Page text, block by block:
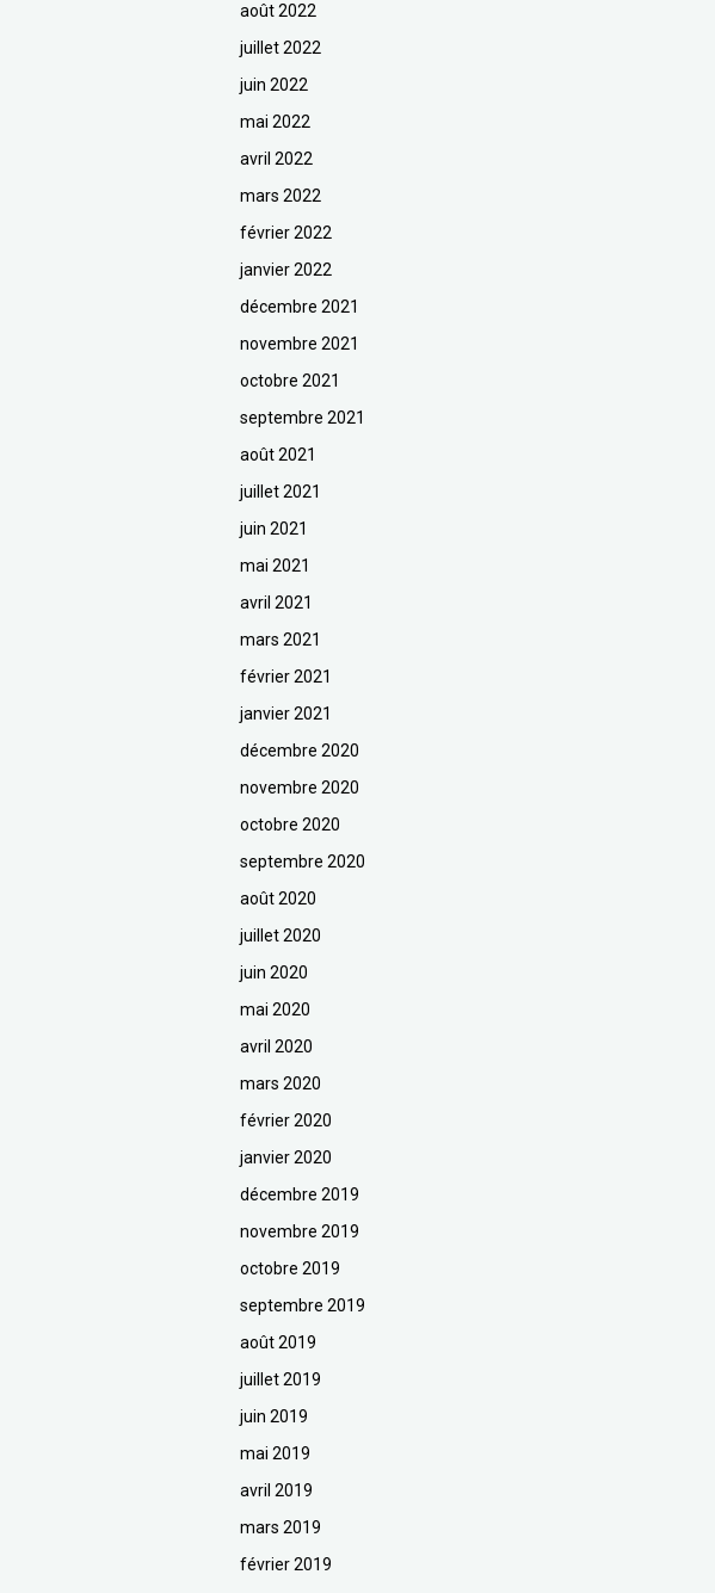
août 2022
juillet 2022
juin 2022
mai 2022
avril 2022
mars 2022
février 2022
janvier 2022
décembre 2021
novembre 2021
octobre 2021
septembre 2021
août 2021
juillet 2021
juin 2021
mai 2021
avril 2021
mars 2021
février 2021
janvier 2021
décembre 2020
novembre 2020
octobre 2020
septembre 2020
août 2020
juillet 2020
juin 2020
mai 2020
avril 2020
mars 2020
février 2020
janvier 2020
décembre 2019
novembre 2019
octobre 2019
septembre 2019
août 2019
juillet 2019
juin 2019
mai 2019
avril 2019
mars 2019
février 2019